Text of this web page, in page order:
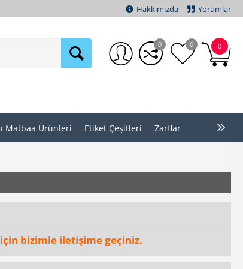
Hakkımızda Yorumlar
0
0 0
Matbaa Ürünleri Etiket Çeşitleri Zarflar
bizimle iletişime geçiniz.